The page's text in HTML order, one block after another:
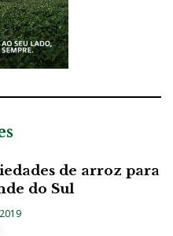
de arroz para
do Sul